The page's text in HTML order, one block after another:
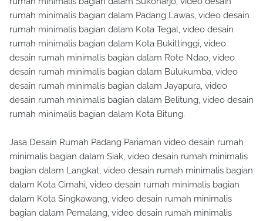
rumah minimalis bagian dalam Padang Lawas, video desain
rumah minimalis bagian dalam Kota Tegal, video desain
rumah minimalis bagian dalam Kota Bukittinggi, video
desain rumah minimalis bagian dalam Rote Ndao, video
desain rumah minimalis bagian dalam Bulukumba, video
desain rumah minimalis bagian dalam Jayapura, video
desain rumah minimalis bagian dalam Belitung, video desain
rumah minimalis bagian dalam Kota Bitung.
Jasa Desain Rumah Padang Pariaman video desain rumah
minimalis bagian dalam Siak, video desain rumah minimalis
bagian dalam Langkat, video desain rumah minimalis bagian
dalam Kota Cimahi, video desain rumah minimalis bagian
dalam Kota Singkawang, video desain rumah minimalis
bagian dalam Pemalang, video desain rumah minimalis